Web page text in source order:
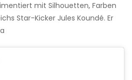
mit Silhouetten, Farben
Star-Kicker Jules Koundé. Er